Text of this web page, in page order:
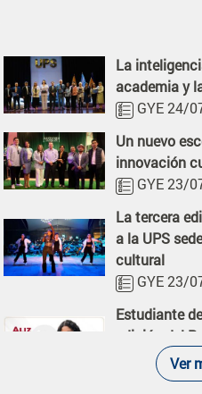
Abrir noticia
La
academia y
GYE 24/
Abrir noticia
Un nuevo
innovación
GYE 23/
Abrir noticia
La tercera
a la UPS
cultural
GYE 23/
Abrir noticia
Estudiante
edición del
Función
UPS 21/
Ver